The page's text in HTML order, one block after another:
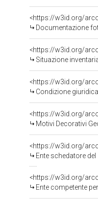
Documentazione
<https://w3id.org/
Situazione
<https://w3id.org/
Condizione
<https://w3id.org/
Motivi Decorativi
<https://w3id.org/
Ente schedatore
<https://w3id.org/
Ente competente per tutela del bene